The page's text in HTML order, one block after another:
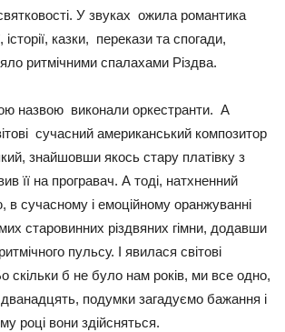
У звуках ожила романтика
історії, казки, перекази та спогади,
ритмічними спалахами Різдва.
назвою виконали оркестранти. А
сучасний американський композитор
знайшовши якось стару платівку з
її на програвач. А тоді, натхненний
сучасному і емоційному оранжуванні
старовинних різдвяних гімни, додавши
пульсу. І явилася світові
скільки б не було нам років, ми все одно,
дванадцять, подумки загадуємо бажання і
році вони здійсняться.